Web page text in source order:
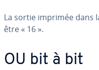
La sortie imprimée dans
être « 16 ».
OU bit à bit